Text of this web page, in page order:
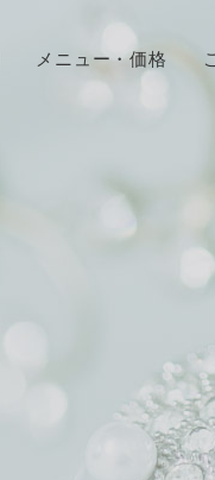
メニュー・価格